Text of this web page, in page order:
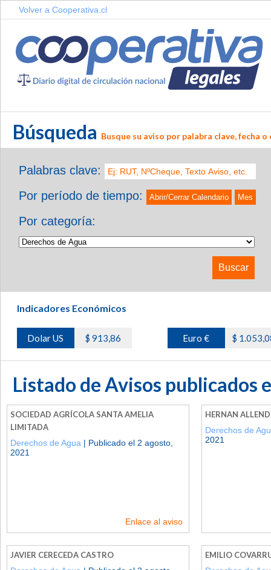
Volver a Cooperativa.cl
Búsqueda Busque su aviso por palabra clave, fecha
Palabras clave:
Por período de tiempo:
Abrir/Cerrar Calendario Mes
Por categoría:
Indicadores Económicos
Dolar US $ 913,86 Euro € $
Listado de Avisos publicados
SOCIEDAD AGRÍCOLA SANTA AMELIA
LIMITADA
Derechos de Agua | Publicado el 2 agosto,
2021
Enlace al aviso
HERNAN
Derechos de
2021
JAVIER CERECEDA CASTRO
EMILIO